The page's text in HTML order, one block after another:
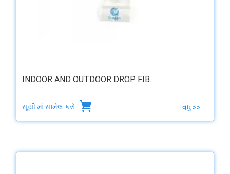
INDOOR AND OUTDOOR DROP FIB...
સૂચી માં સામેલ કરો વધુ >>